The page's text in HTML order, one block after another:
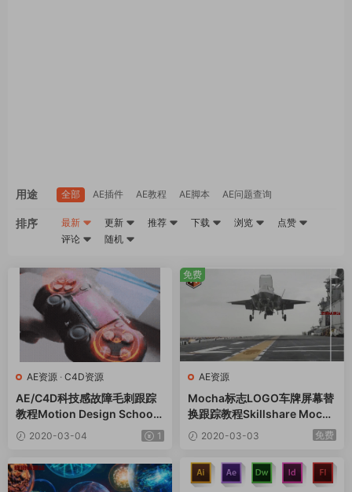
用途 全部 AE插件 AE教程 AE脚本 AE问题查询
排序 最新 更新 推荐 下载 浏览
点赞
评论
随机
AE资源 · C4D资源
AE/C4D科技感故障毛刺跟踪
教程Motion Design School –
Rich Glitch
2020-03-04 1
AE资源
Mocha标志LOGO车牌屏幕替
换跟踪教程Skillshare Mocha
Pro 2019 for After Effects: T
rack and replace screens, l
ogos, car plates and more
2020-03-03 免费
免费